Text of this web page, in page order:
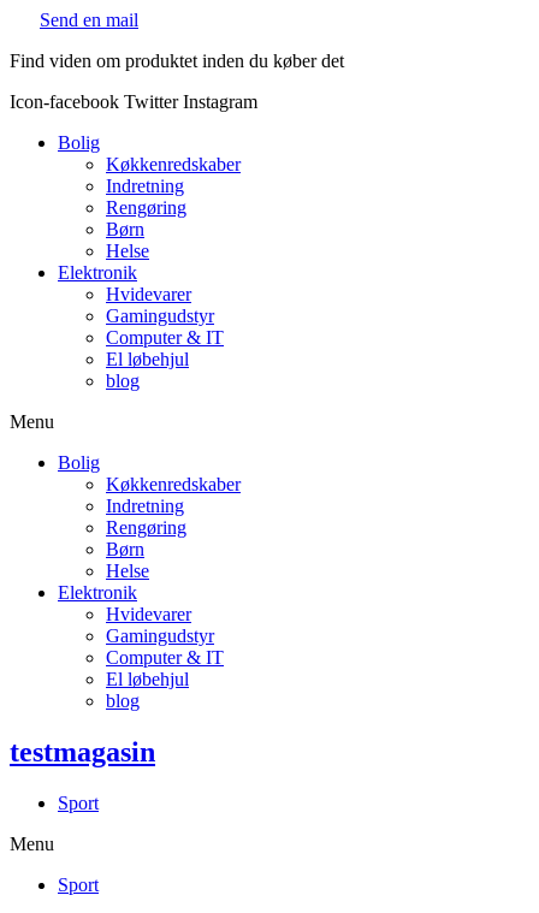
Videre
indhold
Send en mail
Find viden om produktet inden du køber det
Icon-facebook Twitter Instagram
Bolig
Køkkenredskaber
Indretning
Rengøring
Børn
Helse
Elektronik
Hvidevarer
Gamingudstyr
Computer & IT
El løbehjul
blog
Menu
Bolig
Køkkenredskaber
Indretning
Rengøring
Børn
Helse
Elektronik
Hvidevarer
Gamingudstyr
Computer & IT
El løbehjul
blog
testmagasin
Sport
Menu
Sport